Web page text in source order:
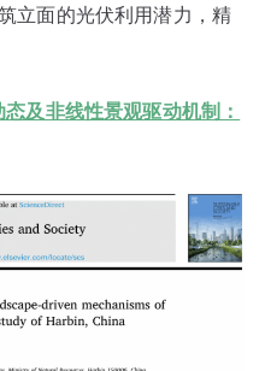
立面的光伏利用潜力，精
及非线性景观驱动机制：